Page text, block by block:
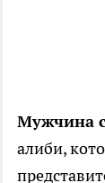
Мужчина
алиби,